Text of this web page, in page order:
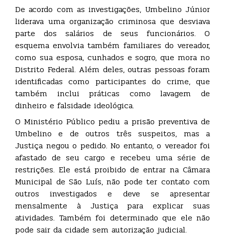
De acordo com as investigações, Umbelino Júnior
liderava uma organização criminosa que desviava
parte dos salários de seus funcionários. O
esquema envolvia também familiares do vereador,
como sua esposa, cunhados e sogro, que mora no
Distrito Federal. Além deles, outras pessoas foram
identificadas como participantes do crime, que
também inclui práticas como lavagem de
dinheiro e falsidade ideológica.
O Ministério Público pediu a prisão preventiva de
Umbelino e de outros três suspeitos, mas a
Justiça negou o pedido. No entanto, o vereador foi
afastado de seu cargo e recebeu uma série de
restrições. Ele está proibido de entrar na Câmara
Municipal de São Luís, não pode ter contato com
outros investigados e deve se apresentar
mensalmente à Justiça para explicar suas
atividades. Também foi determinado que ele não
pode sair da cidade sem autorização judicial.